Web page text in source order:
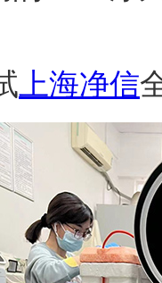
上海净信